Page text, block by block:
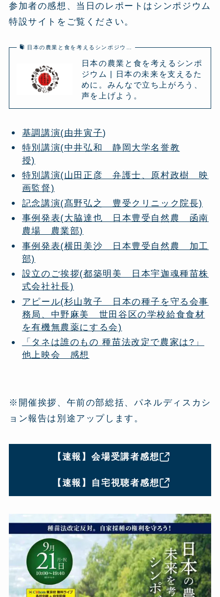
参加者の感想、当日のレポートはシンポジウム
特設サイトをご覧ください。
日本の農業と食を考えるシンポジウ…
日本の農業と食を考えるシンポ
ジウム | 日本の未来を支えるた
めに。みんなで立ち上がろう、
声を上げよう。
基調講演(由井寅子)
特別講演(中井弘和 静岡大学名誉教
授)
特別講演(山田正彦 弁護士、原村政樹 映
画監督)
記念講演(髙野弘之 豊受クリニック院長)
事例発表(大脇達也 日本豊受自然農 函南
農場 農業部)
事例発表(横田美沙 日本豊受自然農 加工
部)
設立のご挨拶(都築明美 日本宇迦魂種苗株
式会社社長)
アピール(杉山敦子 日本の種子を守る会事
務局、中野麻美 世田谷区の学校給食食材
を有機無農薬にする会)
「タネは誰のもの 種苗法改定で農家は?」
他上映会 感想
※開催挨拶、午前の部総括、パネルディスカシ
ョン報告は別途アップします。
【速報】会場受講者感想
【速報】自宅視聴者感想